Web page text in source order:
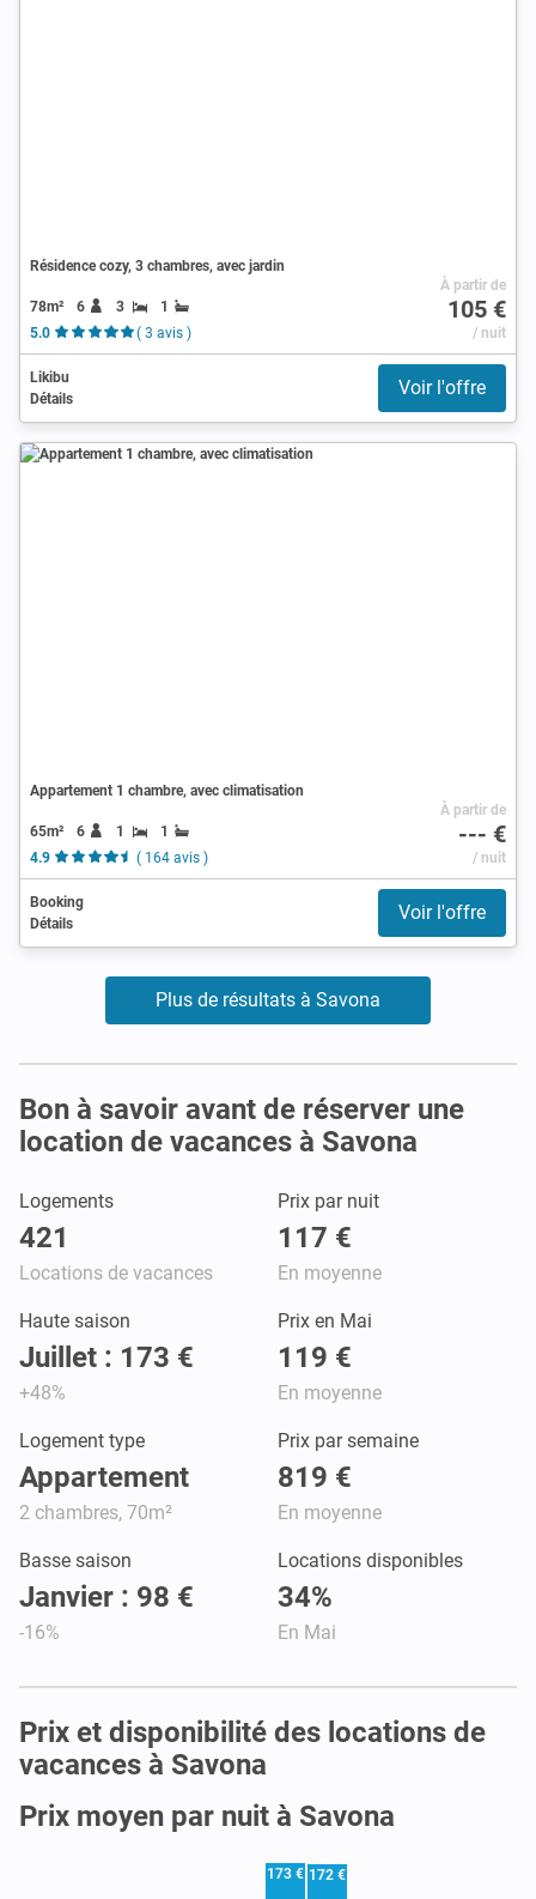
Résidence cozy, 3 chambres, avec jardin
78m² 6 3
1
5.0
( 3 avis )
À partir de
105 €
/ nuit
Likibu
Détails
Voir l'offre
Appartement 1 chambre, avec climatisation
65m² 6 1
1
4.9
( 164 avis )
À partir de
--- €
/ nuit
Booking
Détails
Voir l'offre
Plus de résultats à Savona
Bon à savoir avant de réserver une
location de vacances à Savona
Logements
421
Locations de vacances
Prix par nuit
117 €
En moyenne
Haute saison
Juillet : 173 €
+48%
Prix en Mai
119 €
En moyenne
Logement type
Appartement
2 chambres, 70m²
Prix par semaine
819 €
En moyenne
Basse saison
Janvier : 98 €
-16%
Locations disponibles
34%
En Mai
Prix et disponibilité des locations de
vacances à Savona
Prix moyen par nuit à Savona
173 € 172 €